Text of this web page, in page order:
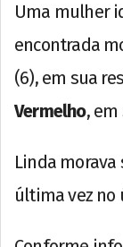
Uma mulher
encontrada
(6), em sua
Vermelho, em
Linda
última vez